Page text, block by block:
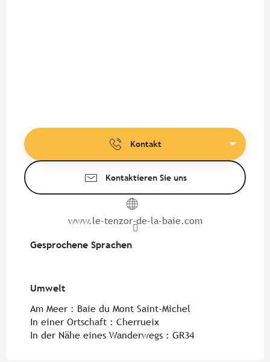
Kontakt
Kontaktieren Sie uns
www.le-tenzor-de-la-baie.com
Gesprochene Sprachen
Gesprochene Sprachen
Umwelt
Umwelt
Am Meer : Baie du Mont Saint-Michel
In einer Ortschaft : Cherrueix
In der Nähe eines Wanderwegs : GR34